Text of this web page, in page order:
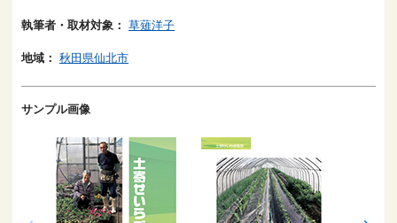
執筆者・取材対象： 草薙洋子
地域： 秋田県仙北市
サンプル画像